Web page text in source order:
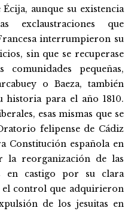
aunque su existencia
exclaustraciones que
interrumpieron su
sin que se recuperase
pequeñas,
o Baeza, también
para el año 1810.
esas mismas que se
felipense de Cádiz
Constitución española en
la reorganización de las
en castigo por su clara
el control que adquirieron
de los jesuitas en